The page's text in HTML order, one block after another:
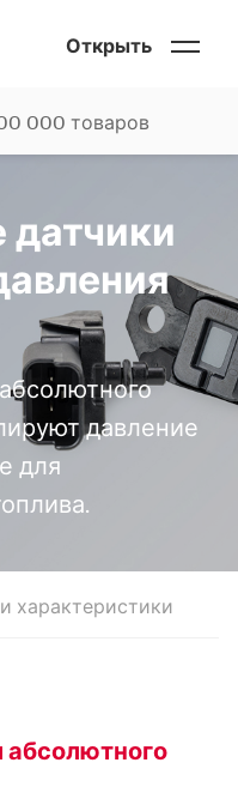
Открыть
давление
для
характеристики